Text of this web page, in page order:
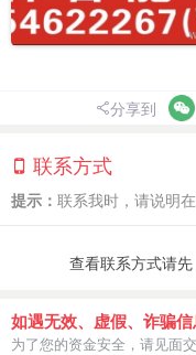
分享到
联系方式
提示： 联系我时，请说明
查看联系方式请先
如遇无效、虚假、诈骗
为了您的资金安全，请见面